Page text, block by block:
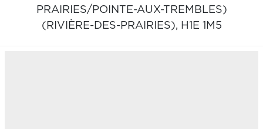
PRAIRIES/POINTE-AUX-TREMBLES)
(RIVIÈRE-DES-PRAIRIES), H1E 1M5